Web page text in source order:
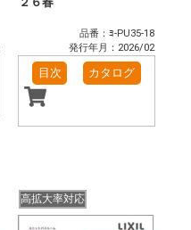
品番：ﾖ-PU35-18
発行年月：2026/02
目次 カタログ
高拡大率対応